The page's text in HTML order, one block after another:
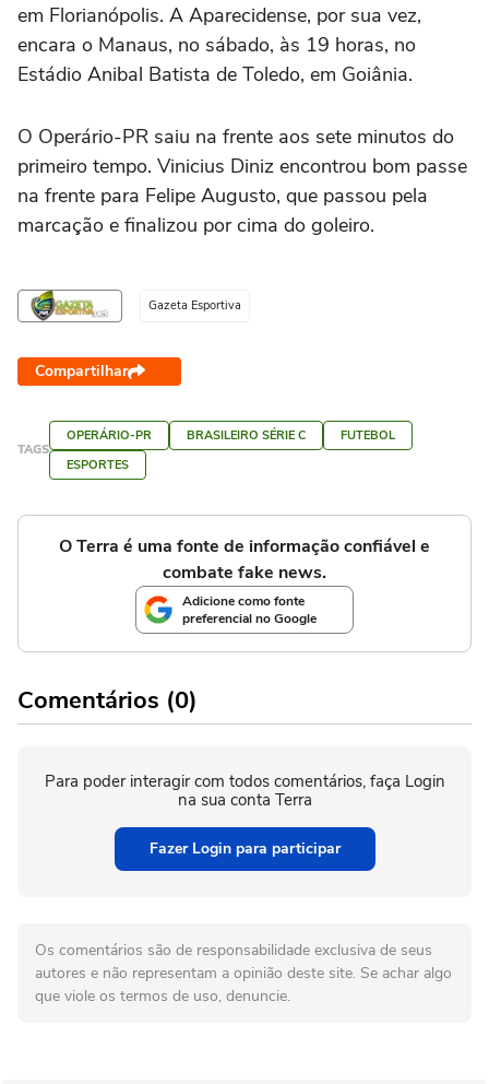
em Florianópolis. A Aparecidense, por sua vez,
encara o Manaus, no sábado, às 19 horas, no
Estádio Anibal Batista de Toledo, em Goiânia.
O Operário-PR saiu na frente aos sete minutos do
primeiro tempo. Vinicius Diniz encontrou bom passe
na frente para Felipe Augusto, que passou pela
marcação e finalizou por cima do goleiro.
Gazeta Esportiva
Compartilhar
TAGS
OPERÁRIO-PR BRASILEIRO SÉRIE C
FUTEBOL
ESPORTES
O Terra é uma fonte de informação confiável e
combate fake news.
Adicione como fonte
preferencial no Google
Comentários (0)
Para poder interagir com todos comentários, faça Login
na sua conta Terra
Fazer Login para participar
Os comentários são de responsabilidade exclusiva de seus
autores e não representam a opinião deste site. Se achar algo
que viole os termos de uso, denuncie.